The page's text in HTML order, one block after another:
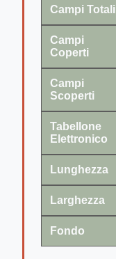
Campi Totali
Campi
Coperti
Campi
Scoperti
Tabellone
Elettronico
Lunghezza
Larghezza
Fondo